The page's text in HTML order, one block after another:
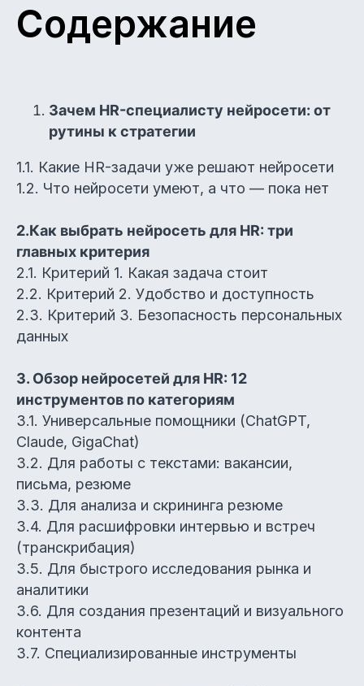
Содержание
Зачем HR-специалисту нейросети: от
рутины к стратегии
1.1. Какие HR-задачи уже решают нейросети
1.2. Что нейросети умеют, а что — пока нет
2.Как выбрать нейросеть для HR: три
главных критерия
2.1. Критерий 1. Какая задача стоит
2.2. Критерий 2. Удобство и доступность
2.3. Критерий 3. Безопасность персональных
данных
3. Обзор нейросетей для HR: 12
инструментов по категориям
3.1. Универсальные помощники (ChatGPT,
Claude, GigaChat)
3.2. Для работы с текстами: вакансии,
письма, резюме
3.3. Для анализа и скрининга резюме
3.4. Для расшифровки интервью и встреч
(транскрибация)
3.5. Для быстрого исследования рынка и
аналитики
3.6. Для создания презентаций и визуального
контента
3.7. Специализированные инструменты